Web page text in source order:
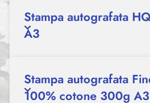
Stampa autografata
A3
Stampa autografata
100% cotone 300g A3